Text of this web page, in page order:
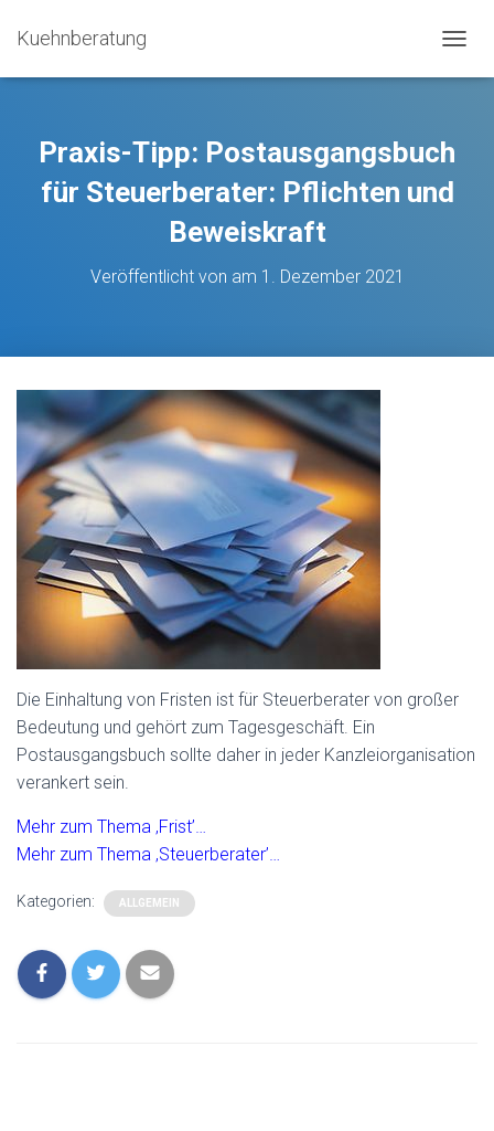
Kuehnberatung
A
A
Praxis-Tipp: Postausgangsbuch
für Steuerberater: Pflichten und
Beweiskraft
Veröffentlicht von am 1. Dezember 2021
Die Einhaltung von Fristen ist für Steuerberater von großer
Bedeutung und gehört zum Tagesgeschäft. Ein
Postausgangsbuch sollte daher in jeder Kanzleiorganisation
verankert sein.
Mehr zum Thema ‚Frist’…
Mehr zum Thema ‚Steuerberater’…
Kategorien: ALLGEMEIN